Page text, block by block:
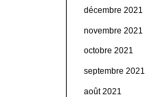
décembre 2021
novembre 2021
octobre 2021
septembre 2021
août 2021